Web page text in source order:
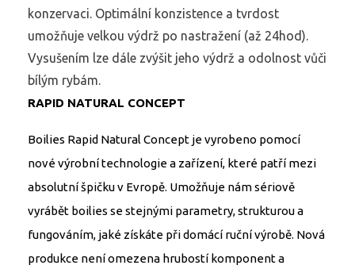
konzervaci. Optimální konzistence a tvrdost
umožňuje velkou výdrž po nastražení (až 24hod).
Vysušením lze dále zvýšit jeho výdrž a odolnost vůči
bílým rybám.
RAPID NATURAL CONCEPT
Boilies Rapid Natural Concept je vyrobeno pomocí
nové výrobní technologie a zařízení, které patří mezi
absolutní špičku v Evropě. Umožňuje nám sériově
vyrábět boilies se stejnými parametry, strukturou a
fungováním, jaké získáte při domácí ruční výrobě. Nová
produkce není omezena hrubostí komponent a